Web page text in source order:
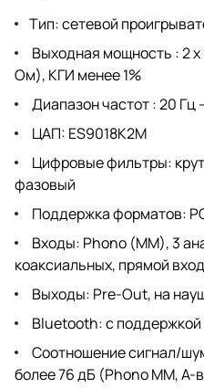
Тип: сетевой
Выходная мощность : 2
Ом), КГИ менее 1%
Диапазон частот : 20 Гц
ЦАП: ES9018K2M
Цифровые фильтры:
фазовый
Поддержка форматов:
Входы: Phono (MM), 3
коаксиальных, прямой
Выходы: Pre-Out, на
Bluetooth: с поддержкой
Соотношение сигнал/
более 76 дБ (Phono MM, A-